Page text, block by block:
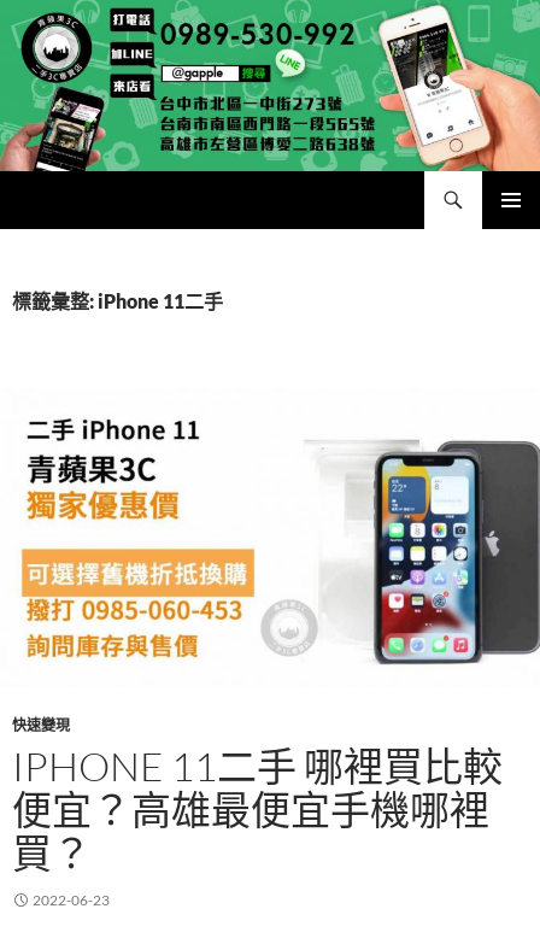
至
內
容
標籤彙整: iPhone 11二手
快速變現
IPHONE 11二手 哪裡買比較
便宜？高雄最便宜手機哪裡
買？
2022-06-23